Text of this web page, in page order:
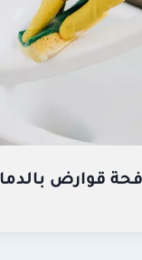
قوارض بالدمام